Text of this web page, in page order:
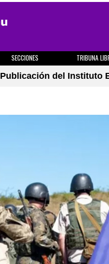
SECCIONES TRIBUNA
Publicación del Instituto